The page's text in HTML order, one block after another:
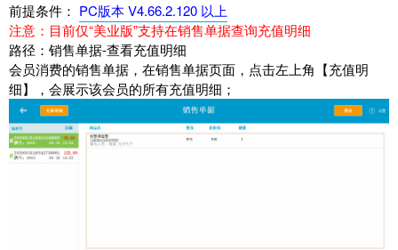
前提条件： PC版本 V4.66.2.120 以上
注意：目前仅“美业版”支持在销售单据查询充值明细
路径：销售单据-查看充值明细
会员消费的销售单据，在销售单据页面，点击左上角【充值明
细】，会展示该会员的所有充值明细；